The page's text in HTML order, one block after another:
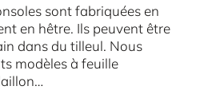
sont fabriquées en
en hêtre. Ils peuvent être
dans du tilleul. Nous
modèles à feuille